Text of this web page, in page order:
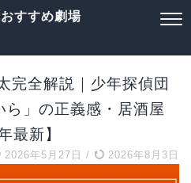
すすめ劇場
完全解説｜少年探偵団
」の正義感・居酒屋
最新】
2026年5月27日 / 2026年8月3日